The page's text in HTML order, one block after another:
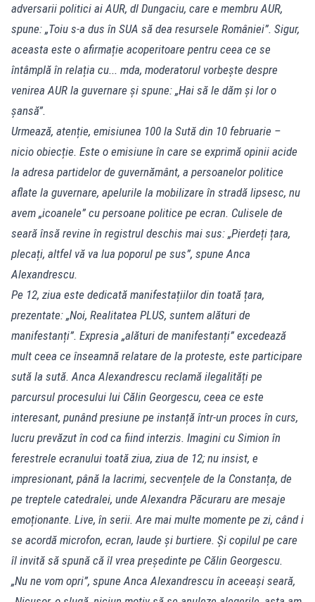
adversarii politici ai AUR, dl Dungaciu, care e membru AUR,
spune: „Toiu s-a dus în SUA să dea resursele României”. Sigur,
aceasta este o afirmație acoperitoare pentru ceea ce se
întâmplă în relația cu... mda, moderatorul vorbește despre
venirea AUR la guvernare și spune: „Hai să le dăm și lor o
șansă”.
Urmează, atenție, emisiunea 100 la Sută din 10 februarie –
nicio obiecție. Este o emisiune în care se exprimă opinii acide
la adresa partidelor de guvernământ, a persoanelor politice
aflate la guvernare, apelurile la mobilizare în stradă lipsesc, nu
avem „icoanele” cu persoane politice pe ecran. Culisele de
seară însă revine în registrul deschis mai sus: „Pierdeți țara,
plecați, altfel vă va lua poporul pe sus”, spune Anca
Alexandrescu.
Pe 12, ziua este dedicată manifestațiilor din toată țara,
prezentate: „Noi, Realitatea PLUS, suntem alături de
manifestanți”. Expresia „alături de manifestanți” excedează
mult ceea ce înseamnă relatare de la proteste, este participare
sută la sută. Anca Alexandrescu reclamă ilegalități pe
parcursul procesului lui Călin Georgescu, ceea ce este
interesant, punând presiune pe instanță într-un proces în curs,
lucru prevăzut în cod ca fiind interzis. Imagini cu Simion în
ferestrele ecranului toată ziua, ziua de 12; nu insist, e
impresionant, până la lacrimi, secvențele de la Constanța, de
pe treptele catedralei, unde Alexandra Păcuraru are mesaje
emoționante. Live, în serii. Are mai multe momente pe zi, când i
se acordă microfon, ecran, laude și burtiere. Și copilul pe care
îl invită să spună că îl vrea președinte pe Călin Georgescu.
„Nu ne vom opri”, spune Anca Alexandrescu în aceeași seară,